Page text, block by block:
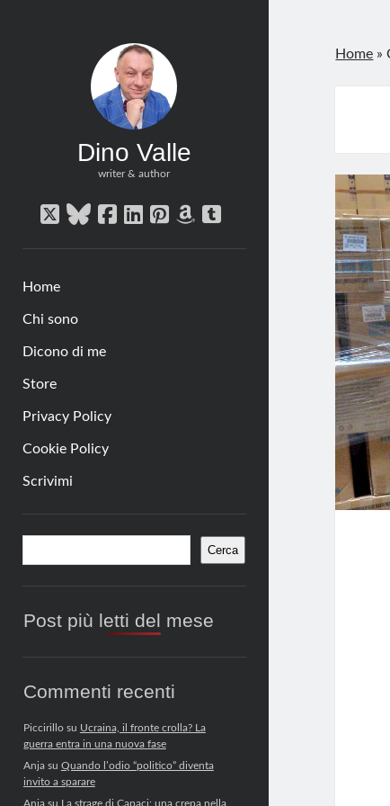
Dino Valle
writer & author
twitterbluesky
facebook
linkedin
pinterest
amazon
tumblr
Home
Chi sono
Dicono di me
Store
Privacy Policy
Cookie Policy
Scrivimi
Barra
laterale
Cerca
Post più letti del mese
Commenti recenti
Piccirillosu Ucraina, il fronte crolla? La
guerra entra in una nuova fase
Anjasu Quando l’odio “politico” diventa
invito a sparare
Anjasu La strage di Capaci: una crepa nella
Home »